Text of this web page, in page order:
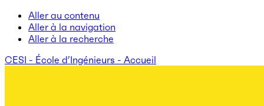
Aller au contenu
Aller à la navigation
Aller à la recherche
CESI - École d’Ingénieurs - Accueil